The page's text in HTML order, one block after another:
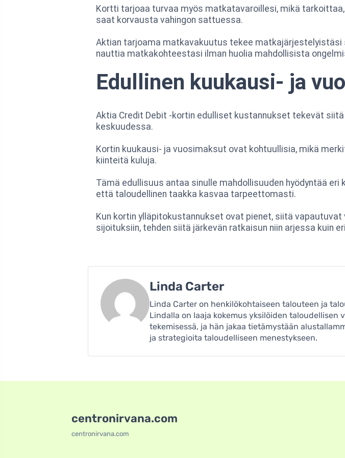
Kortti tarjoaa turvaa myös matkatavaroillesi, mikä
saat korvausta vahingon sattuessa.
Aktian tarjoama matkavakuutus tekee
nauttia matkakohteestasi ilman huolia mahdollisista
Edullinen kuukausi- ja
Aktia Credit Debit -kortin edulliset kustannukset tekevät
keskuudessa.
Kortin kuukausi- ja vuosimaksut ovat kohtuullisia, mikä
kiinteitä kuluja.
Tämä edullisuus antaa sinulle mahdollisuuden hyödyntää
että taloudellinen taakka kasvaa tarpeettomasti.
Kun kortin ylläpitokustannukset ovat pienet, siitä
sijoituksiin, tehden siitä järkevän ratkaisun niin arjessa kuin
Linda Carter
Linda Carter on henkilökohtaiseen talouteen ja
Lindalla on laaja kokemus yksilöiden
tekemisessä, ja hän jakaa tietämystään
ja strategioita taloudelliseen menestykseen.
centronirvana.com
centronirvana.com